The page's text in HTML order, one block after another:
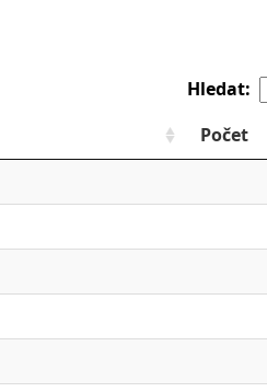
Hledat:
Počet